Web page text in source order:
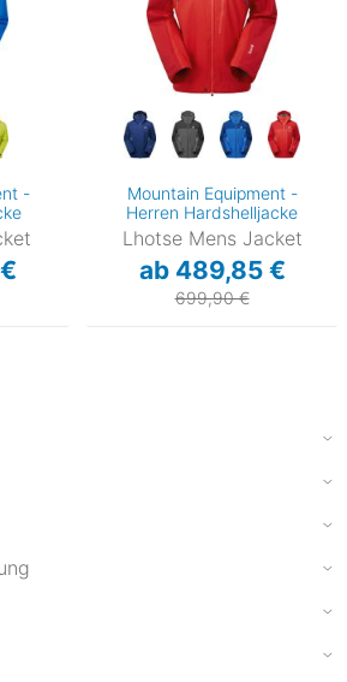
-
Mountain Equipment -
Herren Hardshelljacke
Lhotse Mens Jacket
ab 489,85 €
699,90 €